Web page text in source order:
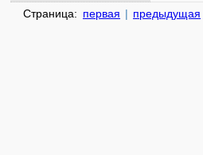
Страница: первая | предыдущая